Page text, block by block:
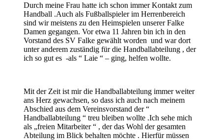
Durch meine Frau hatte ich schon immer Kontakt zum
Handball .Auch als Fußballspieler im Herrenbereich
sind wir meistens zu den Heimspielen unserer Falke
Damen gegangen. Vor etwa 11 Jahren bin ich in den
Vorstand des SV Falke gewählt worden und war dort
unter anderem zuständig für die Handballabteilung , der
ich so gut es -als “ Laie “ – ging, helfen wollte.
Mit der Zeit ist mir die Handballabteilung immer weiter
ans Herz gewachsen, so dass ich auch nach meinem
Abschied aus dem Vereinsvorstand der “
Handballabteilung “ treu bleiben wollte .Ich sehe mich
als „freien Mitarbeiter “ , der das Wohl der gesamten
Abteilung im Blick behalten möchte . Hierfür müssen